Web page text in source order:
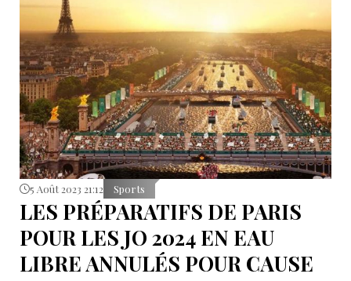
5 Août 2023 21:12 Sports
LES PRÉPARATIFS DE PARIS
POUR LES JO 2024 EN EAU
LIBRE ANNULÉS POUR CAUSE